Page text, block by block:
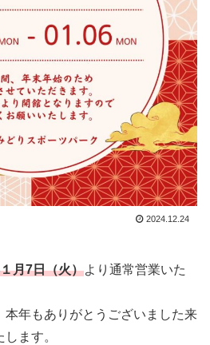
2024.12.24
月7日（火）より通常営業いた
本年もありがとうございました来
ます。